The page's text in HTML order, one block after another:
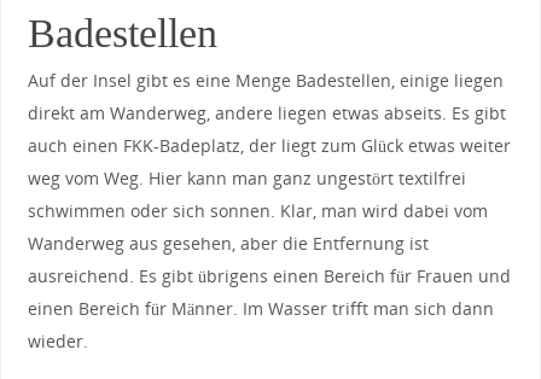
Badestellen
Auf der Insel gibt es eine Menge Badestellen, einige liegen
direkt am Wanderweg, andere liegen etwas abseits. Es gibt
auch einen FKK-Badeplatz, der liegt zum Glück etwas weiter
weg vom Weg. Hier kann man ganz ungestört textilfrei
schwimmen oder sich sonnen. Klar, man wird dabei vom
Wanderweg aus gesehen, aber die Entfernung ist
ausreichend. Es gibt übrigens einen Bereich für Frauen und
einen Bereich für Männer. Im Wasser trifft man sich dann
wieder.